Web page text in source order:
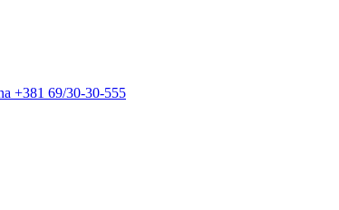
+381 69/30-30-555